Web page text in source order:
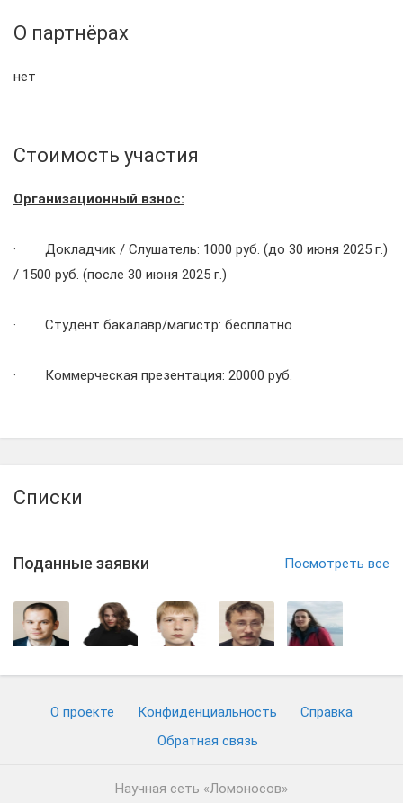
О партнёрах
нет
Стоимость участия
Организационный взнос:
· Докладчик / Слушатель: 1000 руб. (до 30 июня 2025 г.)
/ 1500 руб. (после 30 июня 2025 г.)
· Студент бакалавр/магистр: бесплатно
· Коммерческая презентация: 20000 руб.
Списки
Поданные заявки Посмотреть все
О проекте Конфиденциальность
Cправка
Обратная связь
Научная сеть «Ломоносов»